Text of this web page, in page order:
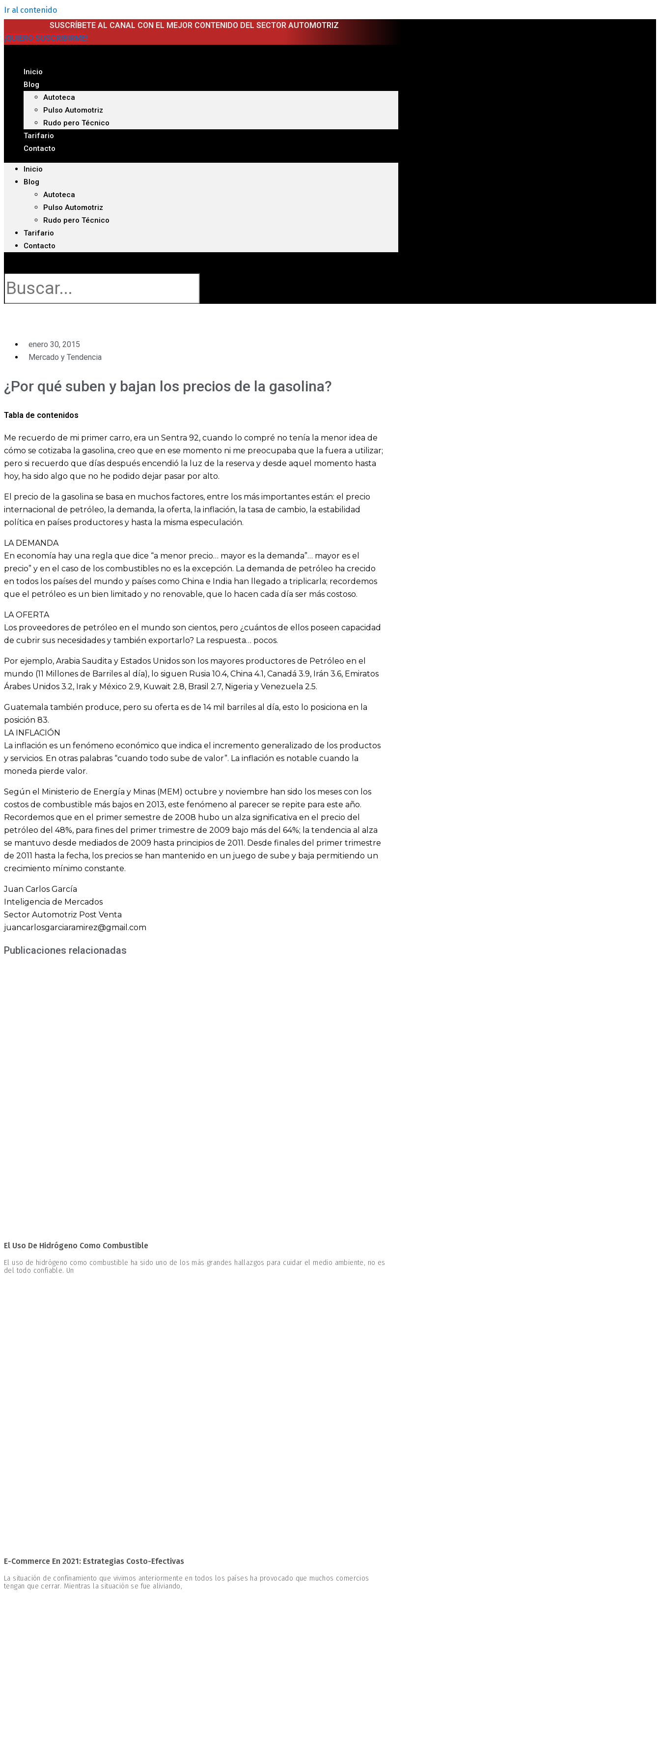
Ir al contenido
SUSCRÍBETE AL CANAL CON EL MEJOR CONTENIDO DEL SECTOR AUTOMOTRIZ
¡QUIERO SUSCRIBIRME!
Inicio
Blog
Autoteca
Pulso Automotriz
Rudo pero Técnico
Tarifario
Contacto
Inicio
Blog
Autoteca
Pulso Automotriz
Rudo pero Técnico
Tarifario
Contacto
enero 30, 2015
Mercado y Tendencia
¿Por qué suben y bajan los precios de la gasolina?
Tabla de contenidos
Me recuerdo de mi primer carro, era un Sentra 92, cuando lo compré no tenía la menor idea de
cómo se cotizaba la gasolina, creo que en ese momento ni me preocupaba que la fuera a utilizar;
pero si recuerdo que días después encendió la luz de la reserva y desde aquel momento hasta
hoy, ha sido algo que no he podido dejar pasar por alto.
El precio de la gasolina se basa en muchos factores, entre los más importantes están: el precio
internacional de petróleo, la demanda, la oferta, la inflación, la tasa de cambio, la estabilidad
política en países productores y hasta la misma especulación.
LA DEMANDA
En economía hay una regla que dice “a menor precio… mayor es la demanda”… mayor es el
precio” y en el caso de los combustibles no es la excepción. La demanda de petróleo ha crecido
en todos los países del mundo y países como China e India han llegado a triplicarla; recordemos
que el petróleo es un bien limitado y no renovable, que lo hacen cada día ser más costoso.
LA OFERTA
Los proveedores de petróleo en el mundo son cientos, pero ¿cuántos de ellos poseen capacidad
de cubrir sus necesidades y también exportarlo? La respuesta… pocos.
Por ejemplo, Arabia Saudita y Estados Unidos son los mayores productores de Petróleo en el
mundo (11 Millones de Barriles al día), lo siguen Rusia 10.4, China 4.1, Canadá 3.9, Irán 3.6, Emiratos
Árabes Unidos 3.2, Irak y México 2.9, Kuwait 2.8, Brasil 2.7, Nigeria y Venezuela 2.5.
Guatemala también produce, pero su oferta es de 14 mil barriles al día, esto lo posiciona en la
posición 83.
LA INFLACIÓN
La inflación es un fenómeno económico que indica el incremento generalizado de los productos
y servicios. En otras palabras “cuando todo sube de valor”. La inflación es notable cuando la
moneda pierde valor.
Según el Ministerio de Energía y Minas (MEM) octubre y noviembre han sido los meses con los
costos de combustible más bajos en 2013, este fenómeno al parecer se repite para este año.
Recordemos que en el primer semestre de 2008 hubo un alza significativa en el precio del
petróleo del 48%, para fines del primer trimestre de 2009 bajo más del 64%; la tendencia al alza
se mantuvo desde mediados de 2009 hasta principios de 2011. Desde finales del primer trimestre
de 2011 hasta la fecha, los precios se han mantenido en un juego de sube y baja permitiendo un
crecimiento mínimo constante.
Juan Carlos García
Inteligencia de Mercados
Sector Automotriz Post Venta
juancarlosgarciaramirez@gmail.com
Publicaciones relacionadas
El Uso De Hidrógeno Como Combustible
El uso de hidrógeno como combustible ha sido uno de los más grandes hallazgos para cuidar el medio ambiente, no es
del todo confiable. Un
E-Commerce En 2021: Estrategias Costo-Efectivas
La situación de confinamiento que vivimos anteriormente en todos los países ha provocado que muchos comercios
tengan que cerrar. Mientras la situación se fue aliviando,